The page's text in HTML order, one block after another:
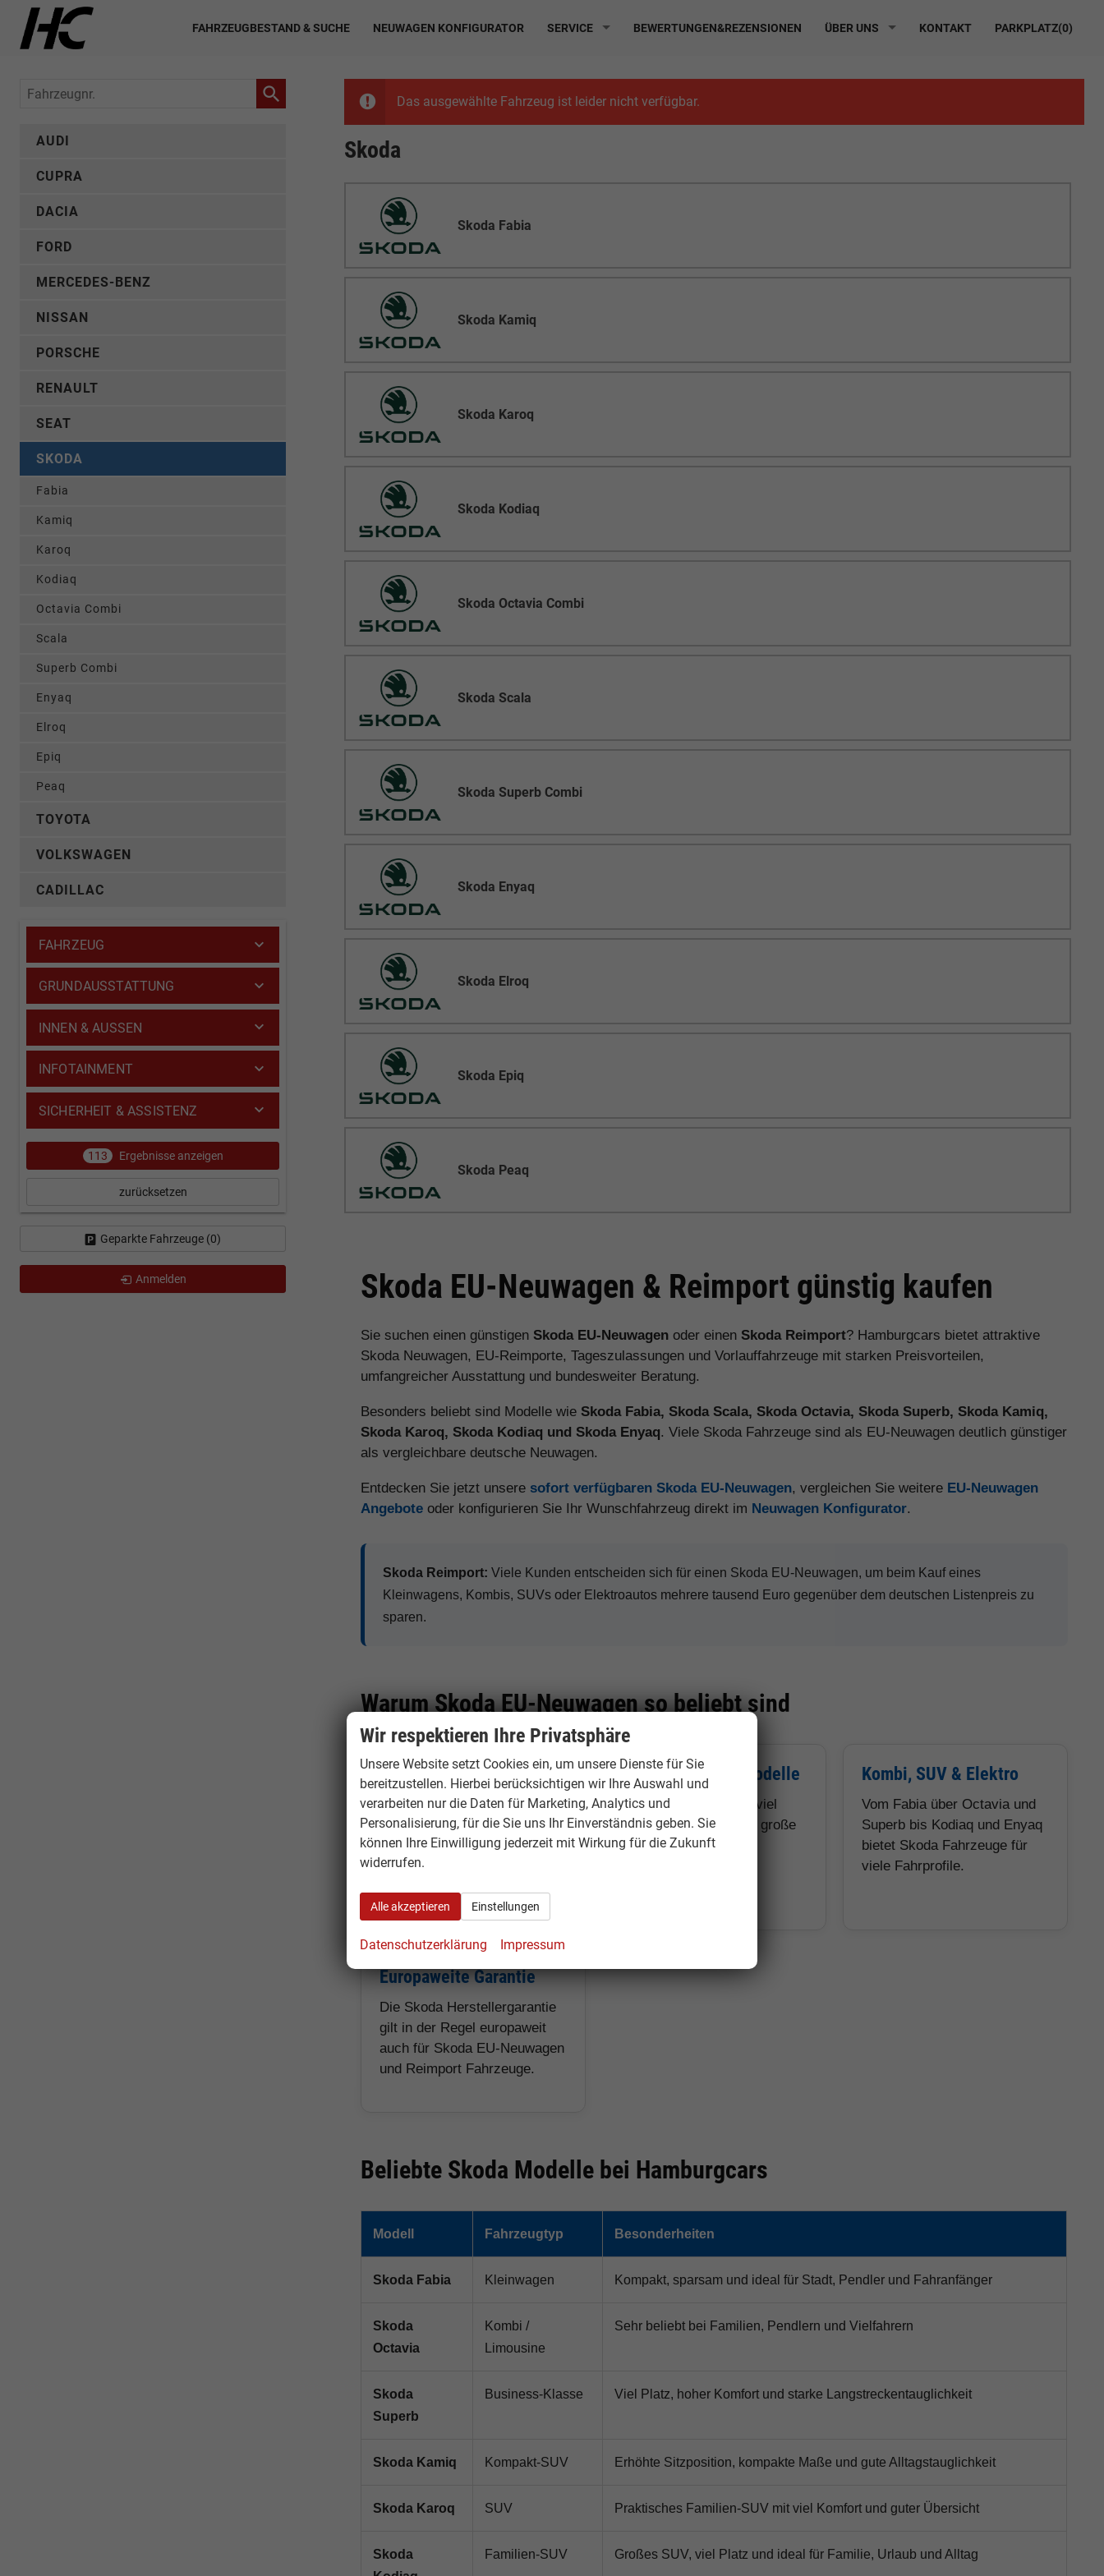
FAHRZEUGBESTAND & SUCHE NEUWAGEN KONFIGURATOR SERVICE BEWERTUNGEN&REZENSIONEN ÜBER UNS KONTAKT PARKPLATZ(0)
Das ausgewählte Fahrzeug ist leider nicht verfügbar.
Skoda
Skoda Fabia
Skoda Kamiq
Skoda Karoq
Skoda Kodiaq
Skoda Octavia Combi
Skoda Scala
Skoda Superb Combi
Skoda Enyaq
Skoda Elroq
Skoda Epiq
Skoda Peaq
Skoda EU-Neuwagen & Reimport günstig kaufen
Sie suchen einen günstigen Skoda EU-Neuwagen oder einen Skoda Reimport? Hamburgcars bietet attraktive
Skoda Neuwagen, EU-Reimporte, Tageszulassungen und Vorlauffahrzeuge mit starken Preisvorteilen,
umfangreicher Ausstattung und bundesweiter Beratung.
Besonders beliebt sind Modelle wie Skoda Fabia, Skoda Scala, Skoda Octavia, Skoda Superb, Skoda Kamiq,
Skoda Karoq, Skoda Kodiaq und Skoda Enyaq. Viele Skoda Fahrzeuge sind als EU-Neuwagen deutlich günstiger
als vergleichbare deutsche Neuwagen.
Entdecken Sie jetzt unsere sofort verfügbaren Skoda EU-Neuwagen, vergleichen Sie weitere EU-Neuwagen
Angebote oder konfigurieren Sie Ihr Wunschfahrzeug direkt im Neuwagen Konfigurator.
Skoda Reimport: Viele Kunden entscheiden sich für einen Skoda EU-Neuwagen, um beim Kauf eines
Kleinwagens, Kombis, SUVs oder Elektroautos mehrere tausend Euro gegenüber dem deutschen Listenpreis zu
sparen.
Warum Skoda EU-Neuwagen so beliebt sind
Hohe Preisvorteile
Je nach Modell, Ausstattung
und Verfügbarkeit sind bei
Skoda Reimporten deutliche
Rabatte gegenüber deutschen
Sehr praktische Modelle
Skoda ist bekannt für viel
Platz, clevere Details, große
Kofferräume und hohe
Kombi, SUV & Elektro
Vom Fabia über Octavia und
Superb bis Kodiaq und Enyaq
bietet Skoda Fahrzeuge für
viele Fahrprofile.
Europaweite Garantie
Die Skoda Herstellergarantie
gilt in der Regel europaweit
auch für Skoda EU-Neuwagen
und Reimport Fahrzeuge.
Beliebte Skoda Modelle bei Hamburgcars
Modell Fahrzeugtyp Besonderheiten
Skoda Fabia Kleinwagen Kompakt, sparsam und ideal für Stadt, Pendler und Fahranfänger
Skoda
Octavia
Kombi /
Limousine
Sehr beliebt bei Familien, Pendlern und Vielfahrern
Skoda
Superb
Business-Klasse Viel Platz, hoher Komfort und starke Langstreckentauglichkeit
Skoda Kamiq Kompakt-SUV Erhöhte Sitzposition, kompakte Maße und gute Alltagstauglichkeit
Skoda Karoq SUV Praktisches Familien-SUV mit viel Komfort und guter Übersicht
Skoda
Familien-SUV Großes SUV, viel Platz und ideal für Familie, Urlaub und Alltag
Fahrzeugnr.
AUDI
CUPRA
DACIA
FORD
MERCEDES-BENZ
NISSAN
PORSCHE
RENAULT
SEAT
SKODA
Fabia
Kamiq
Karoq
Kodiaq
Octavia Combi
Scala
Superb Combi
Enyaq
Elroq
Epiq
Peaq
TOYOTA
VOLKSWAGEN
CADILLAC
FAHRZEUG
GRUNDAUSSTATTUNG
INNEN & AUSSEN
INFOTAINMENT
SICHERHEIT & ASSISTENZ
113 Ergebnisse anzeigen
zurücksetzen
Geparkte Fahrzeuge (0)
Anmelden
Wir respektieren Ihre Privatsphäre
Unsere Website setzt Cookies ein, um unsere Dienste für Sie
bereitzustellen. Hierbei berücksichtigen wir Ihre Auswahl und
verarbeiten nur die Daten für Marketing, Analytics und
Personalisierung, für die Sie uns Ihr Einverständnis geben. Sie
können Ihre Einwilligung jederzeit mit Wirkung für die Zukunft
widerrufen.
Alle akzeptieren Einstellungen
Datenschutzerklärung Impressum